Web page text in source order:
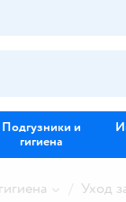
Подгузники и
гигиена
Уход